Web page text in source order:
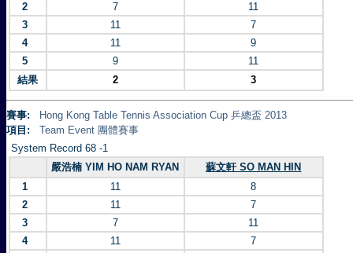
2
7
11
3
11
7
4
11
9
5
9
11
結果
2 3
賽事:
Hong Kong Table Tennis Association Cup 乒總盃 2013
項目:
Team Event 團體賽事
System Record 68 -1
嚴浩楠 YIM HO NAM RYAN
蘇文軒 SO MAN HIN
1
11
8
2
11
7
3
7
11
4
11
7